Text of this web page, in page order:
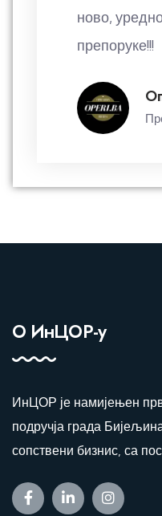
опремљен
бизнис
ИнЦОР је намијењен
подручја града
сопствени бизнис, са